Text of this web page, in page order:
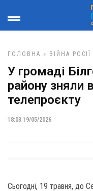
ГОЛОВНА » ВІЙНА
У громаді
району зняли
телепроєкту
18:03 19/05/2026
Сьогодні, 19 травня, до